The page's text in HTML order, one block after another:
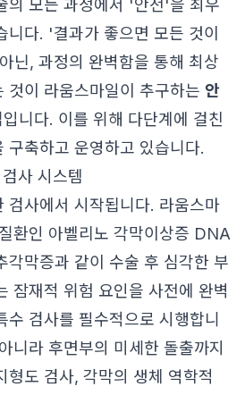
의 모든 과정에서 '안전'을 최우
니다. '결과가 좋으면 모든 것이
닌, 과정의 완벽함을 통해 최상
것이 라움스마일이 추구하는 안
니다. 이를 위해 다단계에 걸친
구축하고 운영하고 있습니다.
사 시스템
검사에서 시작됩니다. 라움스마
환인 아벨리노 각막이상증 DNA
각막증과 같이 수술 후 심각한 부
잠재적 위험 요인을 사전에 완벽
수 검사를 필수적으로 시행합니
니라 후면부의 미세한 돌출까지
형도 검사, 각막의 생체 역학적